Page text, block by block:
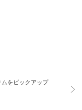
をピックアップ